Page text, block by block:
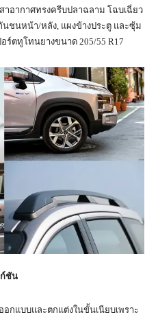
าอากาศทรงครีบปลาฉลาม โฉบเฉี่ยว
ชนหน้า/หลัง, แผงข้างประตู และซุ้ม
ตทูโทนยางขนาด 205/55 R17
ก์ชัน
กแบบและตกแต่งในขั้นเนียบเพราะ